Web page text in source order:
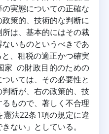
実態についての正確な
策的、技術的な判断に
は、基本的にはその裁
いものというべきであ
、租税の適正かつ確実
家 の財政目的のための
いては、その必要性と
断が、右の政策的、技
もので、著しく不合理
憲法22条1項の規定に違
ない」としている。